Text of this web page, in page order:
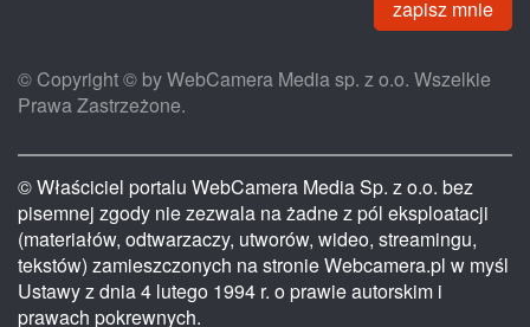
zapisz mnie
© Copyright © by WebCamera Media sp. z o.o. Wszelkie
Prawa Zastrzeżone.
© Właściciel portalu WebCamera Media Sp. z o.o. bez
pisemnej zgody nie zezwala na żadne z pól eksploatacji
(materiałów, odtwarzaczy, utworów, wideo, streamingu,
tekstów) zamieszczonych na stronie Webcamera.pl w myśl
Ustawy z dnia 4 lutego 1994 r. o prawie autorskim i
prawach pokrewnych.